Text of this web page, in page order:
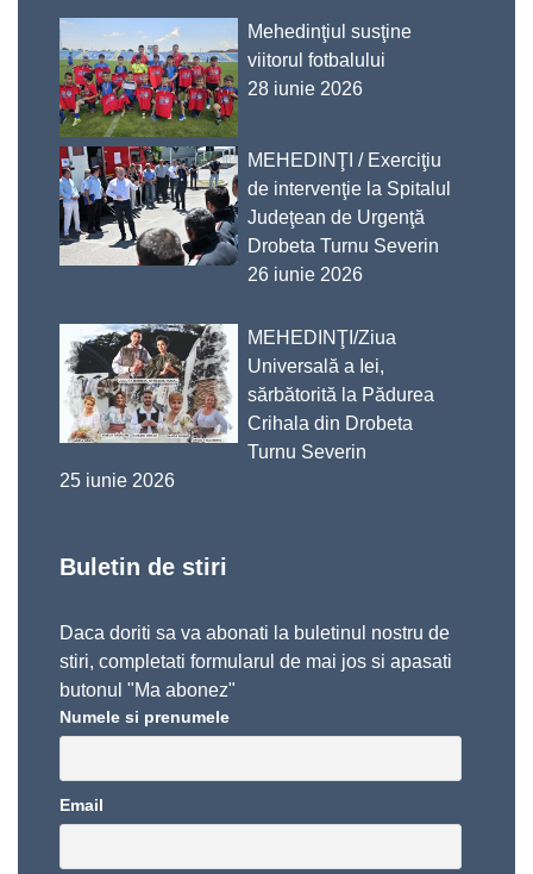
Mehedinţiul susţine
viitorul fotbalului
28 iunie 2026
MEHEDINŢI / Exerciţiu
de intervenţie la Spitalul
Judeţean de Urgenţă
Drobeta Turnu Severin
26 iunie 2026
MEHEDINŢI/Ziua
Universală a Iei,
sărbătorită la Pădurea
Crihala din Drobeta
Turnu Severin
25 iunie 2026
Buletin de stiri
Daca doriti sa va abonati la buletinul nostru de
stiri, completati formularul de mai jos si apasati
butonul "Ma abonez"
Numele si prenumele
Email